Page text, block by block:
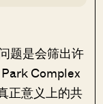
题是会筛出许
Complex
正意义上的共